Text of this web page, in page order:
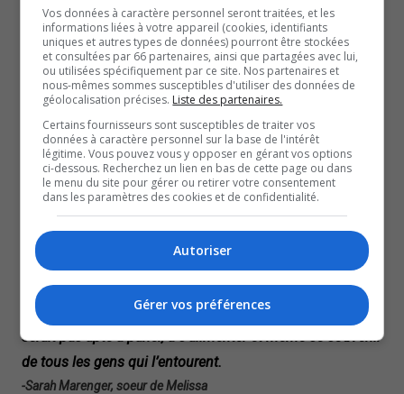
maison avec moi.
-Mathieu Lacaille, conjoint de Melissa
Mazie est venue au monde le 12 octobre à 00h11. Les
médecins affirment qu’elle ne conservera aucune
séquelle physique ou neurologique de cette naissance
traumatique. Entre temps, l’équipe médicale aurait tout
fait pour que Melissa puisse s’en sortir.
Aux complications se sont ajoutées des séquelles
décision déchirante. Elle l’a retiré du support artificiel qui
la maintenait en vie.
Le verdict tombe que, malheureusement, les chances
qu’elle se réveille sont extrêmement minces. Et, elle ne
serait pas apte à parler, à s’alimenter et même se souvenir
de tous les gens qui l’entourent.
-Sarah Marenger, soeur de Melissa
Vos données à caractère personnel seront traitées, et les
informations liées à votre appareil (cookies, identifiants
uniques et autres types de données) pourront être stockées
et consultées par 66 partenaires, ainsi que partagées avec lui,
ou utilisées spécifiquement par ce site. Nos partenaires et
nous-mêmes sommes susceptibles d'utiliser des données de
géolocalisation précises. Liste des partenaires.
Certains fournisseurs sont susceptibles de traiter vos
données à caractère personnel sur la base de l'intérêt
légitime. Vous pouvez vous y opposer en gérant vos options
ci-dessous. Recherchez un lien en bas de cette page ou dans
le menu du site pour gérer ou retirer votre consentement
dans les paramètres des cookies et de confidentialité.
Autoriser
Gérer vos préférences